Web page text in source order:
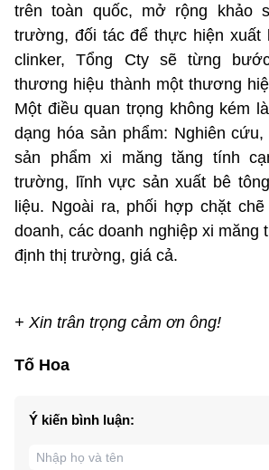
trên toàn quốc, mở rộng khảo
trường, đối tác để thực hiện xuất
clinker, Tổng Cty sẽ từng
thương hiệu thành một thương
Một điều quan trọng không kém
dạng hóa sản phẩm: Nghiên
sản phẩm xi măng tăng tính
trường, lĩnh vực sản xuất bê
liệu. Ngoài ra, phối hợp chặt
doanh, các doanh nghiệp xi măng
định thị trường, giá cả.
+ Xin trân trọng cảm ơn ông!
Tố Hoa
Ý kiến bình luận: